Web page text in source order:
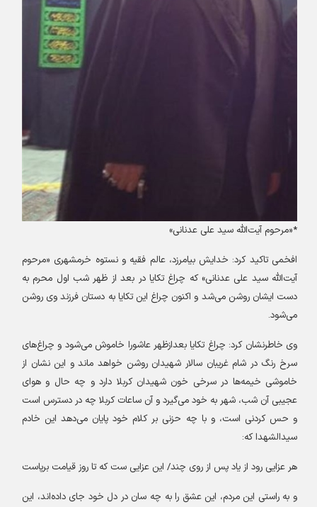
*«مرحوم آیت‌الله سید علی عدنانی»
افخمی تاکید کرد: خدایش بیامرزد، عالم فقیه و نستوه خرمشهری «مرحوم
آیت‌الله سید علی عدنانی» که چراغ تکایا در بعد از ظهر شب اول محرم به
دست ایشان روشن می‌شد و اکنون چراغ این تکایا به دستان فرزند وی روشن
می‌شود.
وی خاطرنشان کرد: چراغ تکایا بعدازظهر عاشورا خاموش می‌شود و چراغ‌های
سرخ رنگ در شام غریبان سالار شهیدان روشن خواهد ماند و این نشان از
خاموشی خیمه‌ها در سرخی خون شهیدان کربلا دارد و چه حال و هوای
عجیبی آن شب، شهر به خود می‌گیرد و آن ساعات کربلا چه در دسترس است
و حس کردنی است، و با چه حزنی بر کلام خود پایان می‌دهد این خادم
سیدالشهدا که:
هر عزایی رود از یاد پس از روی چند/ این عزایی ست که تا روز قیامت برپاست
و به راستی این مردم، این عشق را به چه سان در دل خود جای داده‌اند، این